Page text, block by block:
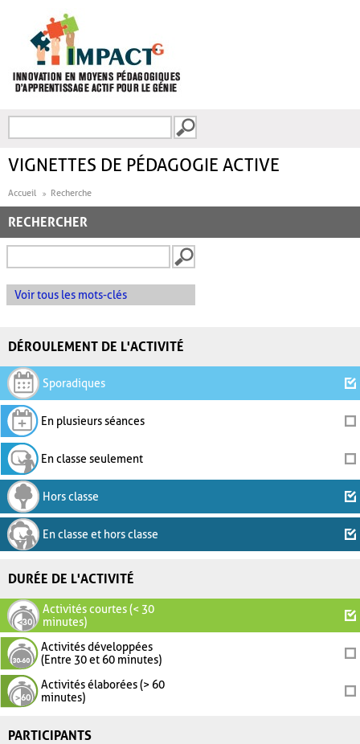
FORMULAIRE DE
VIGNETTES DE PÉDAGOGIE ACTIVE
Accueil Recherche
RECHERCHER
Voir tous les mots-clés
DÉROULEMENT DE L'ACTIVITÉ
Sporadiques
En plusieurs séances
En classe seulement
Hors classe
En classe et hors classe
DURÉE DE L'ACTIVITÉ
Activités courtes (< 30
minutes)
Activités développées
(Entre 30 et 60 minutes)
Activités élaborées (> 60
minutes)
PARTICIPANTS